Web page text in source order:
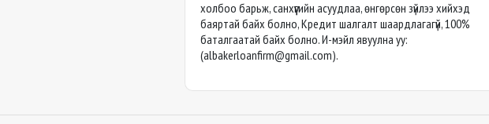
холбоо барьж, санхүүгийн асуудлаа, өнгөрсөн зүйлээ хийхэд
баяртай байх болно, Кредит шалгалт шаардлагагүй, 100%
баталгаатай байх болно. И-мэйл явуулна уу:
(albakerloanfirm@gmail.com).